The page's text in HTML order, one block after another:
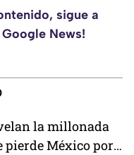
sigue a
News!
la millonada
pierde México por